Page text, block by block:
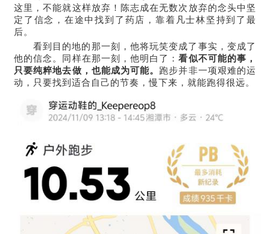
这里，不能就这样放弃！陈志成在无数次放弃的念头中坚
定了信念，在途中找到了药店，靠着凡士林坚持到了最
后。
看到目的地的那一刻，他将玩笑变成了事实，变成了
他的信念。同样在那一刻，他明白了：看似不可能的事，
只要纯粹地去做，也能成为可能。 跑步并非一项艰难的运
动，只要找到适合自己的节奏，慢下来，就能跑得很远。